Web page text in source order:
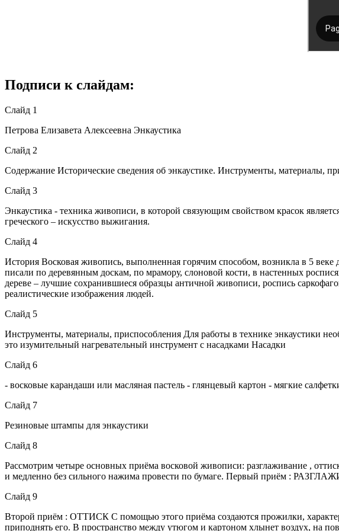
Подписи к слайдам:
Слайд 1
Петрова Елизавета Алексеевна Энкаустика
Слайд 2
Содержание Исторические сведения об энкаустике. Инструменты, материалы,
Слайд 3
Энкаустика - техника живописи, в которой связующим свойством красок
греческого – искусство выжигания.
Слайд 4
История Восковая живопись, выполненная горячим способом, возникла в 5
писали по деревянным доскам, по мрамору, слоновой кости, в настенных
дереве – лучшие сохранившиеся образцы античной живописи, роспись
реалистические изображения людей.
Слайд 5
Инструменты, материалы, приспособления Для работы в технике энкаустики
это изумительный нагревательный инструмент с насадками Насадки
Слайд 6
- восковые карандаши или масляная пастель - глянцевый картон - мягкие
Слайд 7
Резиновые штампы для энкаустики
Слайд 8
Рассмотрим четыре основных приёма восковой живописи: разглаживание ,
и медленно без сильного нажима провести по бумаге. Первый приём :
Слайд 9
Второй приём : ОТТИСК С помощью этого приёма создаются прожилки,
приподнять его. В пространство между утюгом и картоном хлынет воздух, на